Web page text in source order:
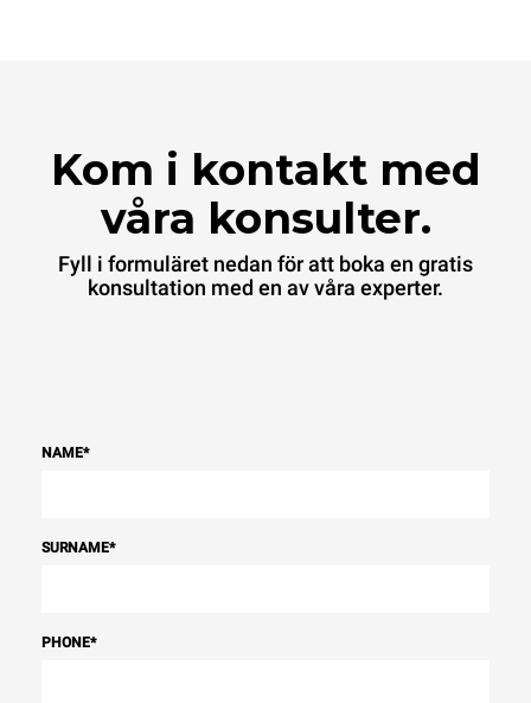
Kom i kontakt med
våra konsulter.
Fyll i formuläret nedan för att boka en gratis
konsultation med en av våra experter.
NAME*
SURNAME*
PHONE*